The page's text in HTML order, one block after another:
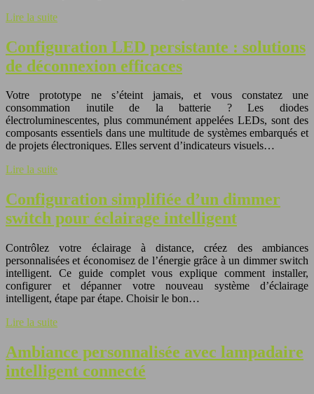
Lire la suite
Configuration LED persistante : solutions
de déconnexion efficaces
Votre prototype ne s’éteint jamais, et vous constatez une
consommation inutile de la batterie ? Les diodes
électroluminescentes, plus communément appelées LEDs, sont des
composants essentiels dans une multitude de systèmes embarqués et
de projets électroniques. Elles servent d’indicateurs visuels…
Lire la suite
Configuration simplifiée d’un dimmer
switch pour éclairage intelligent
Contrôlez votre éclairage à distance, créez des ambiances
personnalisées et économisez de l’énergie grâce à un dimmer switch
intelligent. Ce guide complet vous explique comment installer,
configurer et dépanner votre nouveau système d’éclairage
intelligent, étape par étape. Choisir le bon…
Lire la suite
Ambiance personnalisée avec lampadaire
intelligent connecté